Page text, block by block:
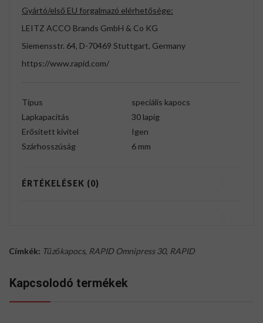
Gyártó/első EU forgalmazó elérhetősége:
LEITZ ACCO Brands GmbH & Co KG
Siemensstr. 64, D-70469 Stuttgart, Germany
https://www.rapid.com/
Típus
speciális kapocs
Lapkapacitás
30 lapig
Erősített kivitel
Igen
Szárhosszúság
6 mm
ÉRTÉKELÉSEK (0)
Címkék: Tűzőkapocs, RAPID Omnipress 30, RAPID
Kapcsolodó termékek